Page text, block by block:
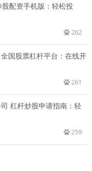
配资手机版：轻松投
262
国股票杠杆平台：在线开
261
杠杆炒股申请指南：轻
259